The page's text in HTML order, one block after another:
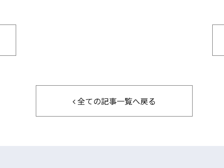
全ての記事一覧へ戻る